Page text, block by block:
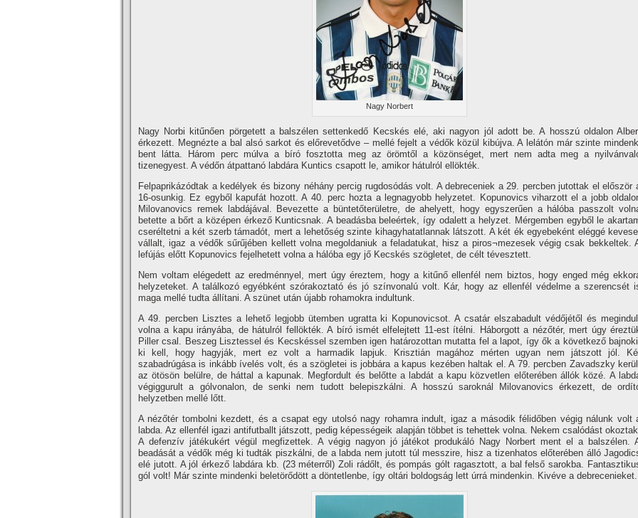
Nagy Norbert
Nagy Norbi kitűnően pörgetett a balszélen settenkedő Kecskés elé, aki nagyon jól adott be. A hosszú oldalon
érkezett. Megnézte a bal alsó sarkot és előrevetődve – mellé fejelt a védők közül kibújva. A lelátón már szinte
bent látta. Három perc múlva a bí­ró fosztotta meg az örömtől a közönséget, mert nem adta meg a
tizenegyest. A védőn átpattanó labdára Kuntics csapott le, amikor hátulról ellökték.
Felpaprikázódtak a kedélyek és bizony néhány percig rugdosódás volt. A debreceniek a 29. percben jutottak el először
16-osunkig. Ez egyből kapufát hozott. A 40. perc hozta a legnagyobb helyzetet. Kopunovics viharzott el a jobb
Milovanovics remek labdájával. Bevezette a büntetőterületre, de ahelyett, hogy egyszerűen a hálóba passzolt
betette a bőrt a középen érkező Kunticsnak. A beadásba beleértek, í­gy odalett a helyzet. Mérgemben egyből le
cseréltetni a két szerb támadót, mert a lehetőség szinte kihagyhatatlannak látszott. A két ék egyebeként eléggé
vállalt, igaz a védők sűrűjében kellett volna megoldaniuk a feladatukat, hisz a piros¬mezesek végig csak bekkeltek.
lefújás előtt Kopunovics fejelhetett volna a hálóba egy jő Kecskés szögletet, de célt tévesztett.
Nem voltam elégedett az eredménnyel, mert úgy éreztem, hogy a kitűnő ellenfél nem biztos, hogy enged még
helyzeteket. A találkozó egyébként szórakoztató és jó szí­nvonalú volt. Kár, hogy az ellenfél védelme a szerencsét
maga mellé tudta állí­tani. A szünet után újabb rohamokra indultunk.
A 49. percben Lisztes a lehető legjobb ütemben ugratta ki Kopunovicsot. A csatár elszabadult védőjétől és
volna a kapu irányába, de hátulról fellökték. A bí­ró ismét elfelejtett 11-est í­télni. Háborgott a nézőtér, mert úgy
Piller csal. Beszeg Lisztessel és Kecskéssel szemben igen határozottan mutatta fel a lapot, í­gy ők a következő
ki kell, hogy hagyják, mert ez volt a harmadik lapjuk. Krisztián magához mérten ugyan nem játszott jól.
szabadrúgása is inkább í­velés volt, és a szögletei is jobbára a kapus kezében haltak el. A 79. percben Zavadszky
az ötösön belülre, de háttal a kapunak. Megfordult és belőtte a labdát a kapu közvetlen előterében állók közé. A
végiggurult a gólvonalon, de senki nem tudott belepiszkálni. A hosszú saroknál Milovanovics érkezett, de
helyzetben mellé lőtt.
A nézőtér tombolni kezdett, és a csapat egy utolsó nagy rohamra indult, igaz a második félidőben végig nálunk volt
labda. Az ellenfél igazi antifutballt játszott, pedig képességeik alapján többet is tehettek volna. Nekem csalódást
A defenzí­v játékukért végül megfizettek. A végig nagyon jó játékot produkáló Nagy Norbert ment el a balszélen.
beadását a védők még ki tudták piszkálni, de a labda nem jutott túl messzire, hisz a tizenhatos előterében álló
elé jutott. A jól érkező labdára kb. (23 méterről) Zoli rádőlt, és pompás gólt ragasztott, a bal felső sarokba.
gól volt! Már szinte mindenki beletörődött a döntetlenbe, í­gy oltári boldogság lett úrrá mindenkin. Kivéve a debrecenieket.